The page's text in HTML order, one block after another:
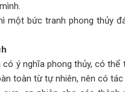
một bức tranh phong thủy
ý nghĩa phong thủy, có
toàn từ tự nhiên, nên có